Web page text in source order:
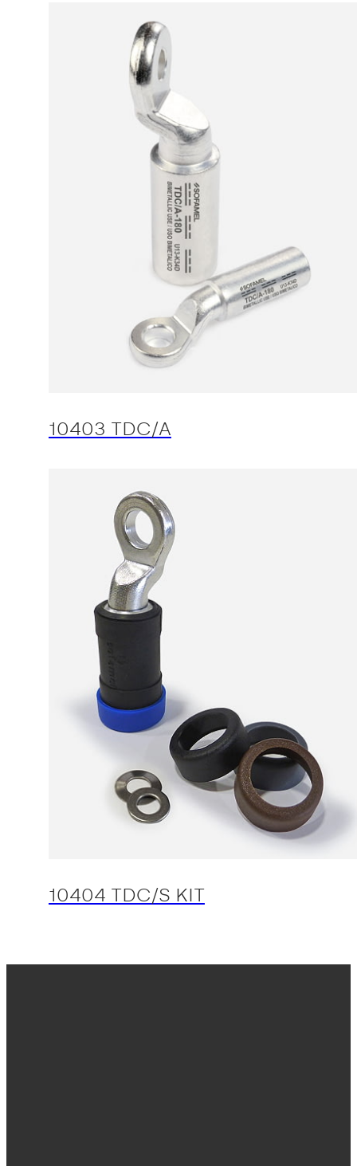
10403 TDC/A
10404 TDC/S KIT